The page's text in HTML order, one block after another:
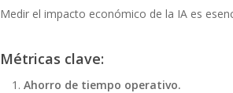
Medir el impacto económico de la IA es
Métricas clave:
Ahorro de tiempo operativo.